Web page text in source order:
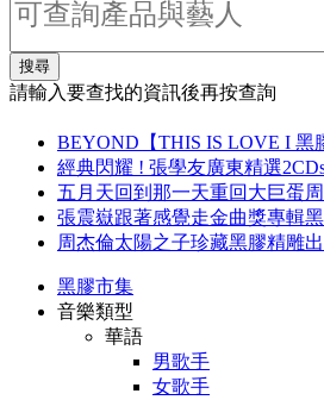
搜尋
請輸入要查找的資訊後再按查詢
BEYOND【THIS IS LOVE I 黑
經典閃耀 ! 張學友廣東精選
五月天回到那一天重回大巨蛋
張震嶽跟著感覺走金曲獎專輯
周杰倫太陽之子珍藏黑膠精雕出
黑膠市集
音樂類型
華語
男歌手
女歌手